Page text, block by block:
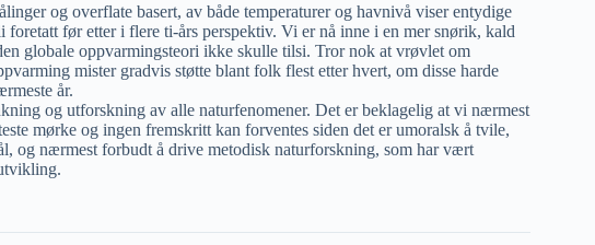
og overflate basert, av både temperaturer og havnivå viser entydige
før etter i flere ti-års perspektiv. Vi er nå inne i en mer snørik, kald
globale oppvarmingsteori ikke skulle tilsi. Tror nok at vrøvlet om
mister gradvis støtte blant folk flest etter hvert, om disse harde
år.
og utforskning av alle naturfenomener. Det er beklagelig at vi nærmest
mørke og ingen fremskritt kan forventes siden det er umoralsk å tvile,
og nærmest forbudt å drive metodisk naturforskning, som har vært